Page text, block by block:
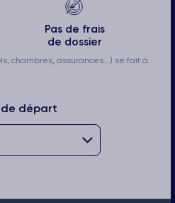
Pas de frais
de dossier
chambres, assurances...) se fait à
de départ